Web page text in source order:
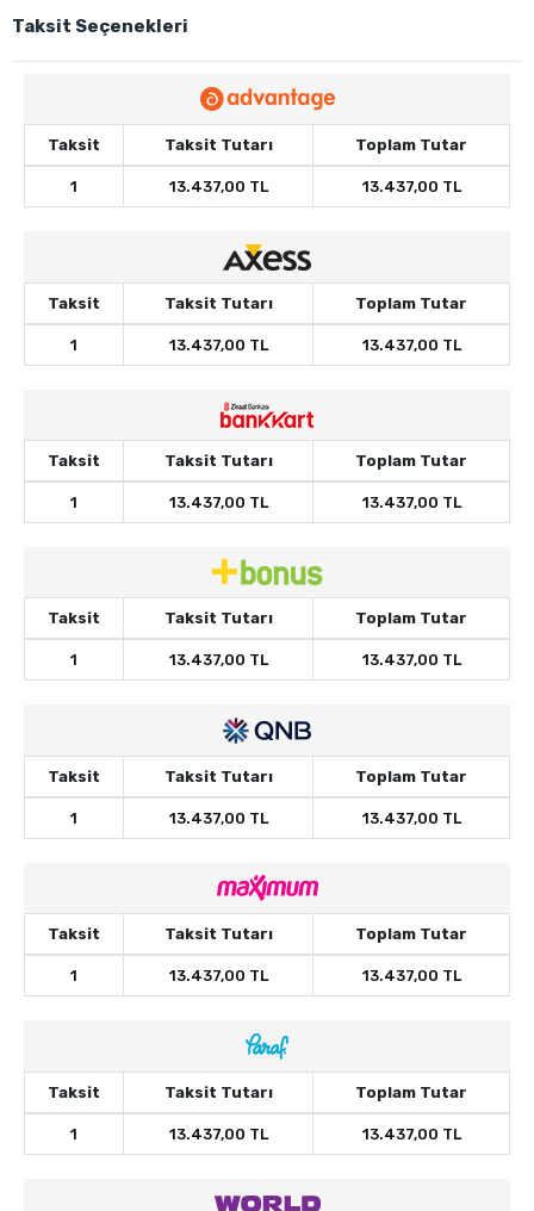
Taksit Seçenekleri
Taksit Taksit Tutarı Toplam Tutar
1 13.437,00 TL 13.437,00 TL
Taksit Taksit Tutarı Toplam Tutar
1 13.437,00 TL 13.437,00 TL
Taksit Taksit Tutarı Toplam Tutar
1 13.437,00 TL 13.437,00 TL
Taksit Taksit Tutarı Toplam Tutar
1 13.437,00 TL 13.437,00 TL
Taksit Taksit Tutarı Toplam Tutar
1 13.437,00 TL 13.437,00 TL
Taksit Taksit Tutarı Toplam Tutar
1 13.437,00 TL 13.437,00 TL
Taksit Taksit Tutarı Toplam Tutar
1 13.437,00 TL 13.437,00 TL